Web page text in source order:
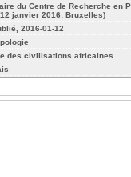
du Centre de Recherche en
janvier 2016: Bruxelles)
2016-01-12
des civilisations africaines